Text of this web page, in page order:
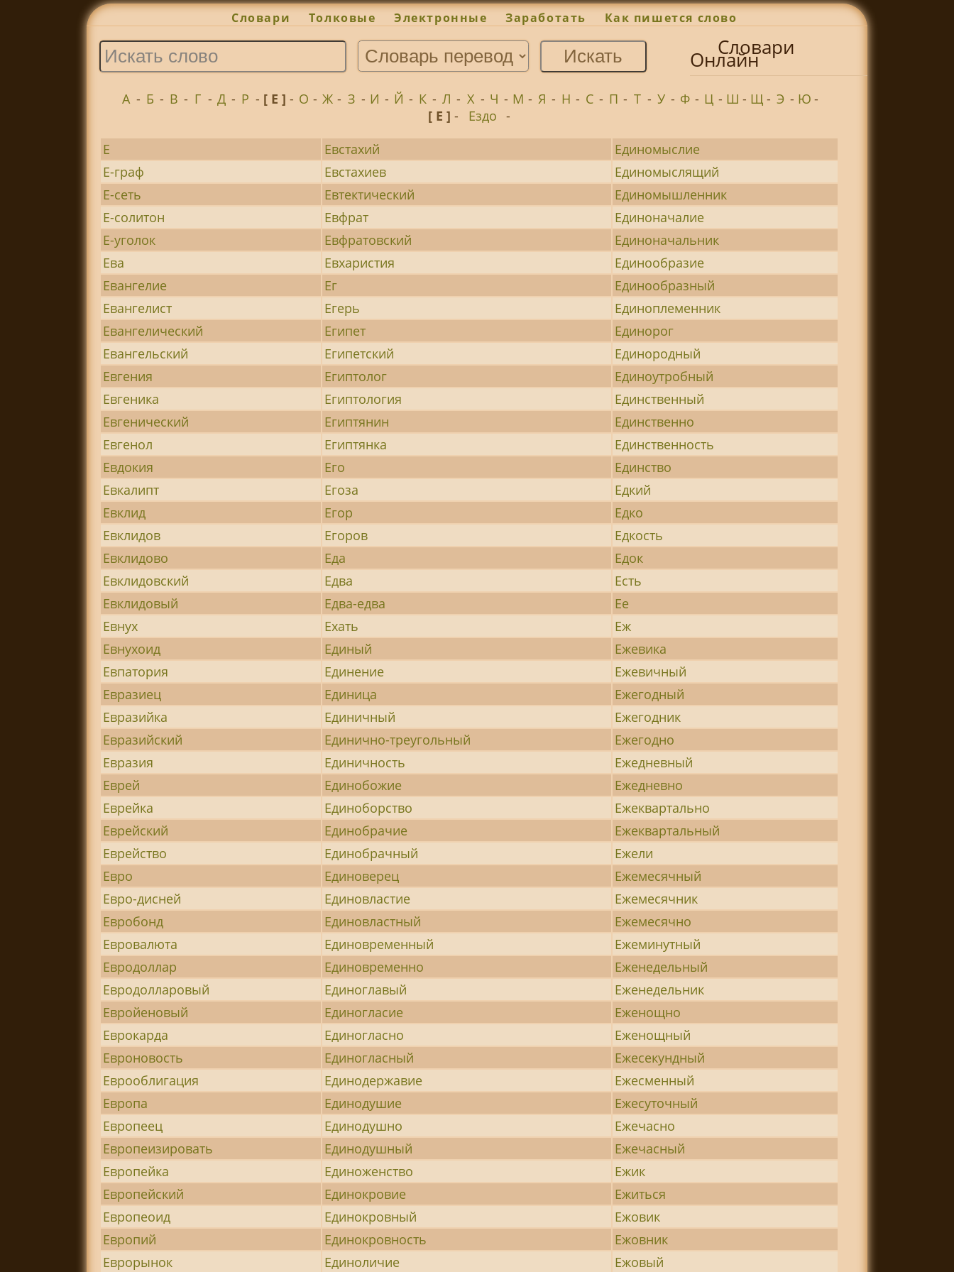
Словари Толковые Электронные Заработать Как пишется слово
Словари
Онлайн
А - Б - В - Г - Д - Р - [ Е ] - О - Ж - З - И - Й - К - Л - Х - Ч - М - Я - Н - С - П - Т - У - Ф - Ц - Ш - Щ- Э - Ю-
[ Е ]- Ездо -
Е
Евстахий
Единомыслие
Е-граф
Евстахиев
Единомыслящий
Е-сеть
Евтектический
Единомышленник
Е-солитон
Евфрат
Единоначалие
Е-уголок
Евфратовский
Единоначальник
Ева
Евхаристия
Единообразие
Евангелие
Ег
Единообразный
Евангелист
Егерь
Единоплеменник
Евангелический
Египет
Единорог
Евангельский
Египетский
Единородный
Евгения
Египтолог
Единоутробный
Евгеника
Египтология
Единственный
Евгенический
Египтянин
Единственно
Евгенол
Египтянка
Единственность
Евдокия
Его
Единство
Евкалипт
Егоза
Едкий
Евклид
Егор
Едко
Евклидов
Егоров
Едкость
Евклидово
Еда
Едок
Евклидовский
Едва
Есть
Евклидовый
Едва-едва
Ее
Евнух
Ехать
Еж
Евнухоид
Единый
Ежевика
Евпатория
Единение
Ежевичный
Евразиец
Единица
Ежегодный
Евразийка
Единичный
Ежегодник
Евразийский
Единично-треугольный
Ежегодно
Евразия
Единичность
Ежедневный
Еврей
Единобожие
Ежедневно
Еврейка
Единоборство
Ежеквартально
Еврейский
Единобрачие
Ежеквартальный
Еврейство
Единобрачный
Ежели
Евро
Единоверец
Ежемесячный
Евро-дисней
Единовластие
Ежемесячник
Евробонд
Единовластный
Ежемесячно
Евровалюта
Единовременный
Ежеминутный
Евродоллар
Единовременно
Еженедельный
Евродолларовый
Единоглавый
Еженедельник
Евройеновый
Единогласие
Еженощно
Еврокарда
Единогласно
Еженощный
Евроновость
Единогласный
Ежесекундный
Еврооблигация
Единодержавие
Ежесменный
Европа
Единодушие
Ежесуточный
Европеец
Единодушно
Ежечасно
Европеизировать
Единодушный
Ежечасный
Европейка
Единоженство
Ежик
Европейский
Единокровие
Ежиться
Европеоид
Единокровный
Ежовик
Европий
Единокровность
Ежовник
Еврорынок
Единоличие
Ежовый